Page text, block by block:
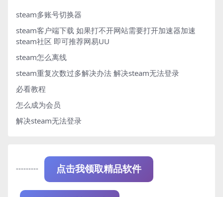
steam多账号切换器
steam客户端下载 如果打不开网站需要打开加速器加速
steam社区 即可推荐网易UU
steam怎么离线
steam重复次数过多解决办法 解决steam无法登录
必看教程
怎么成为会员
解决steam无法登录
--------- 点击我领取精品软件